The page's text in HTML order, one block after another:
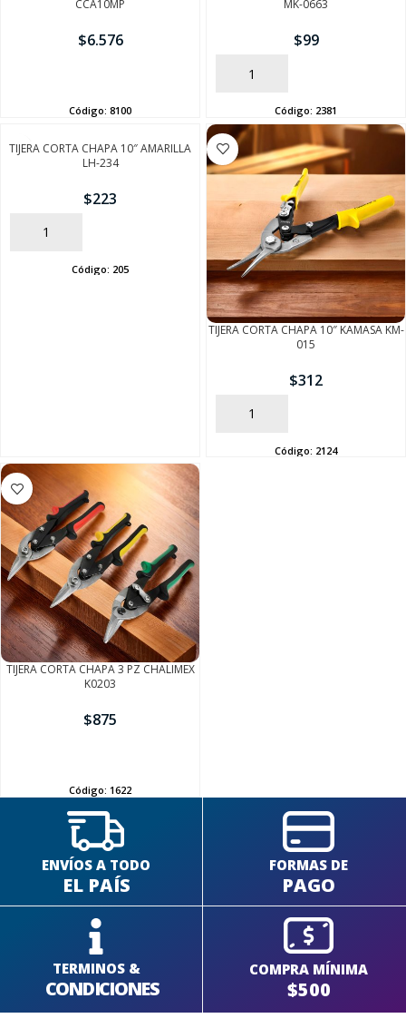
CCA10MP
$6.576
Código: 8100
MK-0663
$99
AÑADIR
Código: 2381
TIJERA CORTA CHAPA 10″ AMARILLA
LH-234
$223
AÑADIR
Código: 205
TIJERA CORTA CHAPA 10″ KAMASA KM-
015
$312
AÑADIR
Código: 2124
TIJERA CORTA CHAPA 3 PZ CHALIMEX
K0203
$875
Código: 1622
ENVÍOS A TODO
EL PAÍS
FORMAS DE
PAGO
TERMINOS &
CONDICIONES
COMPRA MÍNIMA
$500
SEGUÍ COMPRANDO
FINALIZÁ TU COMPRA